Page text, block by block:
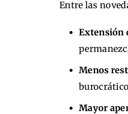
Entre las
Extensión
Menos
Mayor